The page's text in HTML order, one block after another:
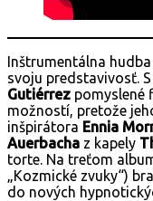
Inštrumentálna
svoju predstavivosť.
Gutiérrez pomyslené
možností, pretože
inšpirátora Ennia
Auerbacha z kapely
torte. Na treťom
„Kozmické zvuky“)
do nových